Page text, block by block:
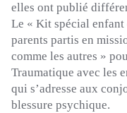
elles ont publié
Le « Kit spécial enfant
parents partis en
comme les autres »
Traumatique avec les
qui s’adresse aux
blessure psychique.